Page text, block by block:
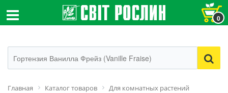
0
Главная Каталог товаров
Для комнатных растений